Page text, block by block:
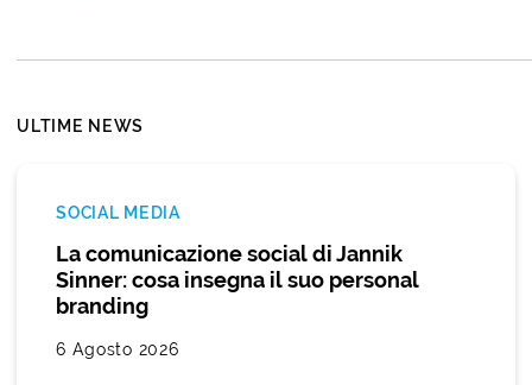
ULTIME NEWS
SOCIAL MEDIA
La comunicazione social di Jannik
Sinner: cosa insegna il suo personal
branding
6 Agosto 2026